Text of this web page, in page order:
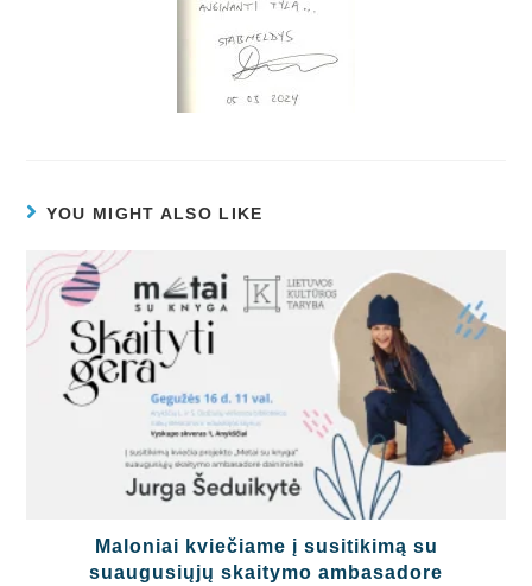
YOU MIGHT ALSO LIKE
Maloniai kviečiame į susitikimą su
suaugusiųjų skaitymo ambasadore